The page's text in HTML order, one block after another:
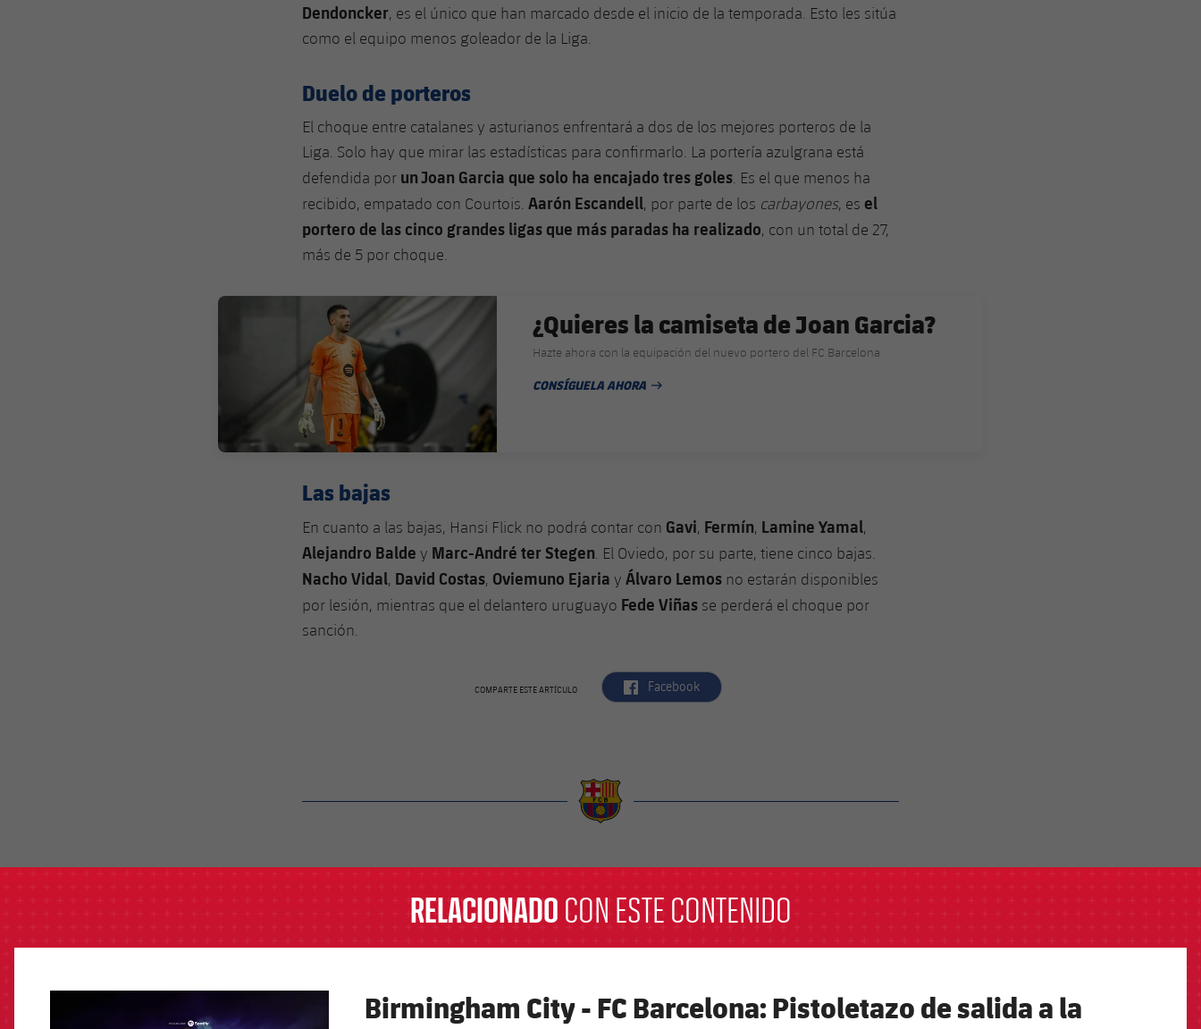
Dendoncker, es el único que han marcado desde el inicio de la temporada. Esto les sitúa
como el equipo menos goleador de la Liga.
Duelo de porteros
El choque entre catalanes y asturianos enfrentará a dos de los mejores porteros de la
Liga. Solo hay que mirar las estadísticas para confirmarlo. La portería azulgrana está
defendida por un Joan Garcia que solo ha encajado tres goles . Es el que menos ha
recibido, empatado con Courtois. Aarón Escandell, por parte de los carbayones, es el
portero de las cinco grandes ligas que más paradas ha realizado, con un total de 27,
más de 5 por choque.
FC Barcelona club badge
¿Quieres la camiseta de Joan Garcia?
Hazte ahora con la equipación del nuevo portero del FC Barcelona
CONSÍGUELA AHORA
FECHA DE PUBLICACIÓN
Las bajas
En cuanto a las bajas, Hansi Flick no podrá contar con Gavi, Fermín, Lamine Yamal,
Alejandro Balde y Marc-André ter Stegen. El Oviedo, por su parte, tiene cinco bajas.
Nacho Vidal, David Costas, Oviemuno Ejaria y Álvaro Lemos no estarán disponibles
por lesión, mientras que el delantero uruguayo Fede Viñas se perderá el choque por
sanción.
COMPARTE ESTE ARTÍCULO label.aria.facebook
Facebook
RELACIONADO CON ESTE CONTENIDO
Birmingham City - FC Barcelona: Pistoletazo de salida a la